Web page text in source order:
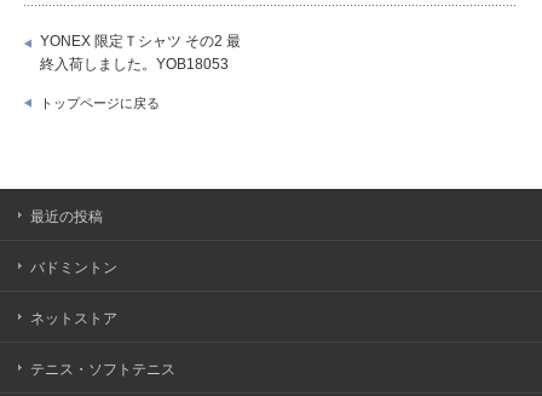
YONEX 限定Ｔシャツ その2 最
終入荷しました。YOB18053
トップページに戻る
最近の投稿
バドミントン
ネットストア
テニス・ソフトテニス